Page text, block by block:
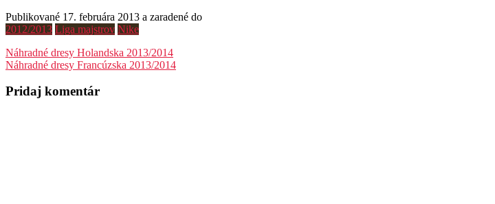
Publikované 17. februára 2013 a zaradené do
2012/2013 Liga majstrov Nike
Navigácia
v
článku
Náhradné dresy Holandska 2013/2014
Náhradné dresy Francúzska 2013/2014
Pridaj komentár